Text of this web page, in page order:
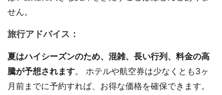
せん。
旅行アドバイス：
夏はハイシーズンのため、混雑、長い行列、料金の高
騰が予想されます。 ホテルや航空券は少なくとも3ヶ
月前までに予約すれば、お得な価格を確保できます。